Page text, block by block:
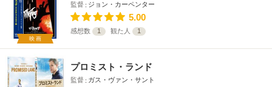
映画
監督 ジョン・カーペンター
5.00
感想数 1 観た人 1
プロミスト・ランド
監督 ガス・ヴァン・サント